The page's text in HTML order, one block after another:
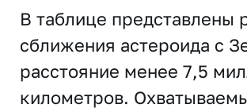
В таблице представлены
сближения астероида с
расстояние менее 7,5
километров.